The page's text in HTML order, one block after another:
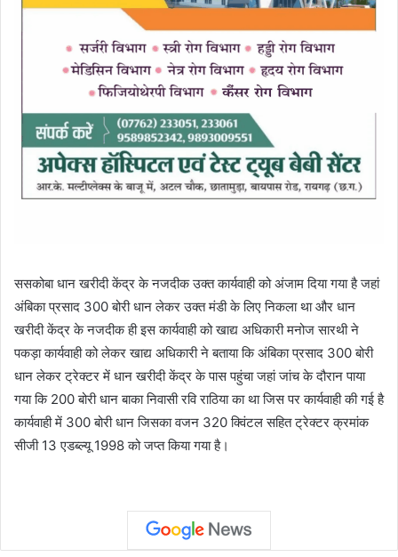
ससकोबा धान खरीदी केंद्र के नजदीक उक्त कार्यवाही को अंजाम दिया गया है जहां
अंबिका प्रसाद 300 बोरी धान लेकर उक्त मंडी के लिए निकला था और धान
खरीदी केंद्र के नजदीक ही इस कार्यवाही को खाद्य अधिकारी मनोज सारथी ने
पकड़ा कार्यवाही को लेकर खाद्य अधिकारी ने बताया कि अंबिका प्रसाद 300 बोरी
धान लेकर ट्रेक्टर में धान खरीदी केंद्र के पास पहुंचा जहां जांच के दौरान पाया
गया कि 200 बोरी धान बाका निवासी रवि राठिया का था जिस पर कार्यवाही की गई है
कार्यवाही में 300 बोरी धान जिसका वजन 320 क्विंटल सहित ट्रेक्टर क्रमांक
सीजी 13 एडब्ल्यू 1998 को जप्त किया गया है।